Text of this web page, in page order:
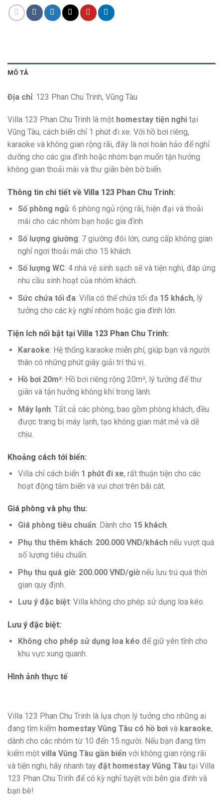
MÔ TẢ
Địa chỉ: 123 Phan Chu Trinh, Vũng Tàu
Villa 123 Phan Chu Trinh là một homestay tiện nghi tại
Vũng Tàu, cách biển chỉ 1 phút đi xe. Với hồ bơi riêng,
karaoke và không gian rộng rãi, đây là nơi hoàn hảo để nghỉ
dưỡng cho các gia đình hoặc nhóm bạn muốn tận hưởng
không gian thoải mái và thư giãn bên bờ biển.
Thông tin chi tiết về Villa 123 Phan Chu Trinh:
Số phòng ngủ: 6 phòng ngủ rộng rãi, hiện đại và thoải
mái cho các nhóm bạn hoặc gia đình.
Số lượng giường: 7 giường đôi lớn, cung cấp không gian
nghỉ ngơi thoải mái cho 15 khách.
Số lượng WC: 4 nhà vệ sinh sạch sẽ và tiện nghi, đáp ứng
nhu cầu sinh hoạt của nhóm khách.
Sức chứa tối đa: Villa có thể chứa tối đa 15 khách, lý
tưởng cho các kỳ nghỉ nhóm hoặc gia đình lớn.
Tiện ích nổi bật tại Villa 123 Phan Chu Trinh:
Karaoke: Hệ thống karaoke miễn phí, giúp bạn và người
thân có những phút giây giải trí thú vị.
Hồ bơi 20m²: Hồ bơi riêng rộng 20m², lý tưởng để thư
giãn và tận hưởng không khí trong lành.
Máy lạnh: Tất cả các phòng, bao gồm phòng khách, đều
được trang bị máy lạnh, tạo không gian mát mẻ và dễ
chịu.
Khoảng cách tới biển:
Villa chỉ cách biển 1 phút đi xe, rất thuận tiện cho các
hoạt động tắm biển và vui chơi trên bãi cát.
Giá phòng và phụ thu:
Giá phòng tiêu chuẩn: Dành cho 15 khách.
Phụ thu thêm khách: 200.000 VND/kháchnếu vượt quá
số lượng tiêu chuẩn.
Phụ thu quá giờ: 200.000 VND/giờnếu lưu trú quá thời
gian quy định.
Lưu ý đặc biệt: Villa không cho phép sử dụng loa kéo.
Lưu ý đặc biệt:
Không cho phép sử dụng loa kéo để giữ yên tĩnh cho
khu vực xung quanh.
Hình ảnh thực tế
Villa 123 Phan Chu Trinh là lựa chọn lý tưởng cho những ai
đang tìm kiếm homestay Vũng Tàu có hồ bơi và karaoke,
dành cho các nhóm từ 10 đến 15 người. Nếu bạn đang tìm
kiếm một villa Vũng Tàu gần biển với không gian rộng rãi
và tiện nghi, hãy nhanh tay đặt homestay Vũng Tàu tại Villa
123 Phan Chu Trinh để có kỳ nghỉ tuyệt vời bên gia đình và
bạn bè!